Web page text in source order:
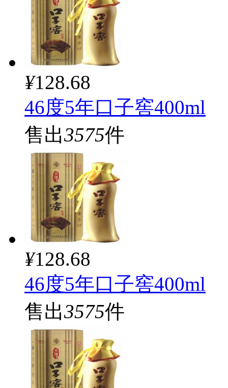
¥128.68
46度5年口子窖400ml
售出3575件
¥128.68
46度5年口子窖400ml
售出3575件